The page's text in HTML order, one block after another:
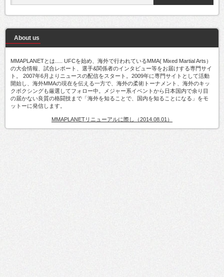
About us
MMAPLANETとは..... UFCを始め、海外で行われているMMA( Mixed Martial Arts）
の大会情報、試合レポート、選手&関係者のインタビュー等をお届けする専門サイ
ト。 2007年6月よりニュースの配信をスタート。2009年に専門サイトとして活動
開始し、海外MMAの現在を伝える一方で、海外の柔術トーナメント、海外のキッ
クボクシングも厳選してフォロー中。メジャー系イベントから日本国内で余り目
の届かない良質の格闘技まで「海外を知ることで、国内を知ることになる」をモ
ットーに発信します。
MMAPLANETリニューアルに際し（2014.08.01）